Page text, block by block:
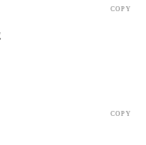
COPY
COPY